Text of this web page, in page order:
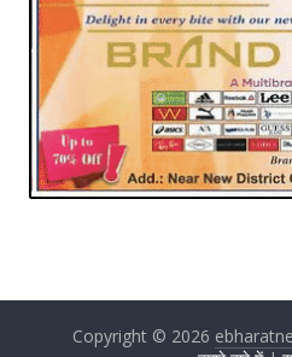
Copyright © 2026